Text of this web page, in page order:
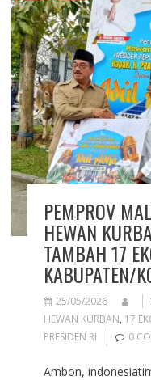
PEMPROV
HEWAN
TAMBAH 17
KABUPATEN/
25/05/2026
HEWAN KURBAN, 17
PRESIDEN RI
0
Ambon,